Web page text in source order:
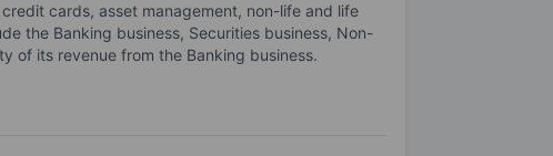
cards, asset management, non-life and life
the Banking business, Securities business, Non-
of its revenue from the Banking business.